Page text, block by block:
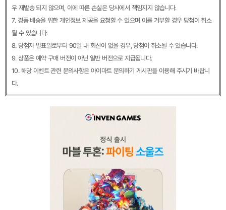
우 재발송 되지 않으며, 이에 따른 손실은 당사에서 책임지지 않습니다.
7. 경품 배송을 위한 개인정보 제공을 요청할 수 있으며 이를 거부할 경우 당첨이 취소
될 수 있습니다.
8. 당첨자 발표일로부터 90일 내 회신이 없을 경우, 당첨이 취소될 수 있습니다.
9. 상품은 예약 구매 버전이 아닌 일반 버전으로 지급됩니다.
10. 해당 이벤트 관련 문의사항은 아이마트 문의하기 게시판을 이용해 주시기 바랍니
다.